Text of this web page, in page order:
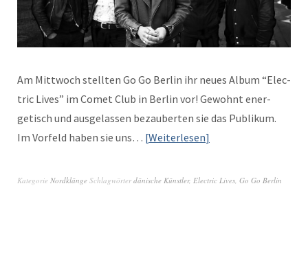
Am Mittwoch stell­ten Go Go Berlin ihr neues Album “Elec­
tric Lives” im Comet Club in Berlin vor! Gewohnt ener­
getisch und aus­ge­lassen beza­uberten sie das Pub­likum.
Im Vor­feld haben sie uns… Weit­er­lesen
Kategorie Nordklänge Schlagwörterdänische Künstler, Electric Lives Go Go Berlin